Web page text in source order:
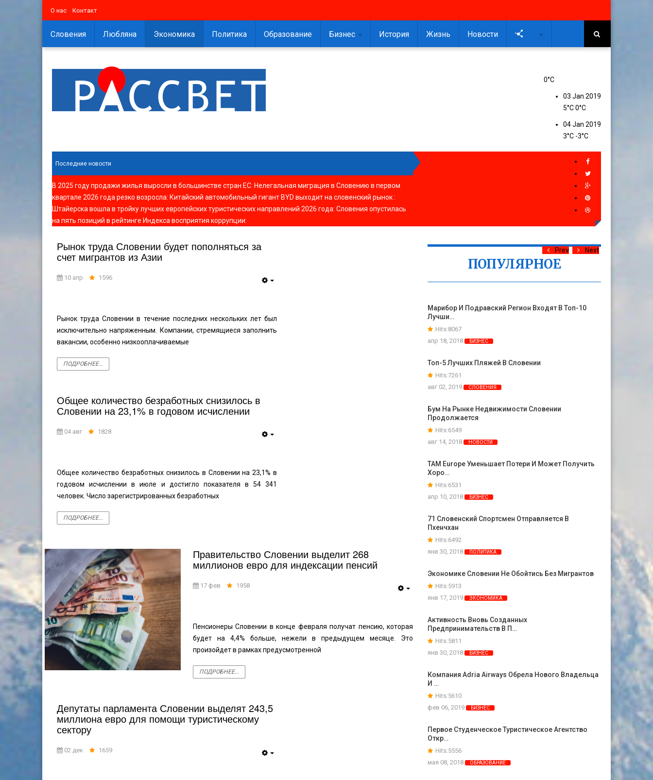
О нас Контакт
Словения Любляна Экономика Политика Образование Бизнес История Жизнь Новости
0°C
03 Jan 2019
5°C0°C
04 Jan 2019
3°C -3°C
Последние новости
В 2025 году продажи жилья выросли в большинстве стран ЕС: Нелегальная миграция в Словению в первом
квартале 2026 года резко возросла: Китайский автомобильный гигант BYD выходит на словенский рынок:
Штайерска вошла в тройку лучших европейских туристических направлений 2026 года: Словения опустилась
на пять позиций в рейтинге Индекса восприятия коррупции:
Рынок труда Словении будет пополняться за
счет мигрантов из Азии
10 апр 1596
Рынок труда Словении в течение последних нескольких лет был
исключительно напряженным. Компании, стремящиеся заполнить
вакансии, особенно низкооплачиваемые
ПОДРОБНЕЕ...
Общее количество безработных снизилось в
Словении на 23,1% в годовом исчислении
04 авг 1828
Общее количество безработных снизилось в Словении на 23,1% в
годовом исчислении в июле и достигло показателя в 54 341
человек. Число зарегистрированных безработных
ПОДРОБНЕЕ...
Правительство Словении выделит 268
миллионов евро для индексации пенсий
17 фев 1958
Пенсионеры Словении в конце февраля получат пенсию, которая
будет на 4,4% больше, нежели в предыдущем месяце. Это
произойдет в рамках предусмотренной
ПОДРОБНЕЕ...
Депутаты парламента Словении выделят 243,5
миллиона евро для помощи туристическому
сектору
02 дек 1659
ПОПУЛЯРНОЕ
Prev Next
Марибор И Подравский Регион Входят В Топ-10
Лучши…
Hits:8067
апр 18, 2018
БИЗНЕС
Топ-5 Лучших Пляжей В Словении
Hits:7261
авг 02, 2019
СЛОВЕНИЯ
Бум На Рынке Недвижимости Словении
Продолжается
Hits:6549
авг 14, 2018
НОВОСТИ
TAM Europe Уменьшает Потери И Может Получить
Хоро…
Hits:6531
апр 10, 2018
БИЗНЕС
71 Словенский Спортсмен Отправляется В
Пхенчхан
Hits:6492
янв 30, 2018
ПОЛИТИКА
Экономике Словении Не Обойтись Без Мигрантов
Hits:5913
янв 17, 2019
ЭКОНОМИКА
Активность Вновь Созданных
Предпринимательств В П…
Hits:5811
янв 30, 2018
БИЗНЕС
Компания Adria Airways Обрела Нового Владельца
И …
Hits:5610
фев 06, 2019
БИЗНЕС
Первое Студенческое Туристическое Агентство
Откр…
Hits:5556
мая 08, 2018
ОБРАЗОВАНИЕ